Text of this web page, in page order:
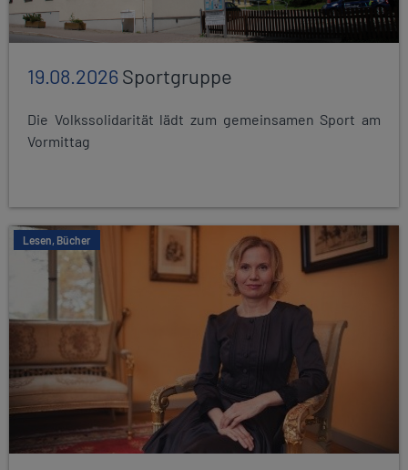
19.08.2026Sportgruppe
Die Volkssolidarität lädt zum gemeinsamen Sport am
Vormittag
Lesen, Bücher